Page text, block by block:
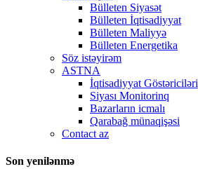
Bülleten Siyasət
Bülleten İqtisadiyyat
Bülleten Maliyyə
Bülleten Energetika
Söz istəyirəm
ASTNA
İqtisadiyyat Göstəriciləri
Siyası Monitorinq
Bazarların icmalı
Qarabağ münaqişəsi
Contact az
Son yenilənmə